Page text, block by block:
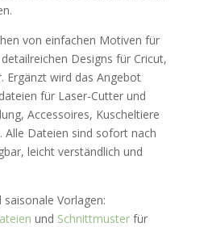
von einfachen Motiven für
Designs für Cricut,
Ergänzt wird das Angebot
für Laser-Cutter und
Accessoires, Kuscheltiere
Alle Dateien sind sofort nach
leicht verständlich und
Vorlagen:
und Schnittmusterfür